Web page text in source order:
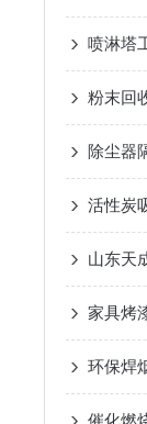
喷淋塔
粉末回
除尘器
活性炭
家具烤
环保焊